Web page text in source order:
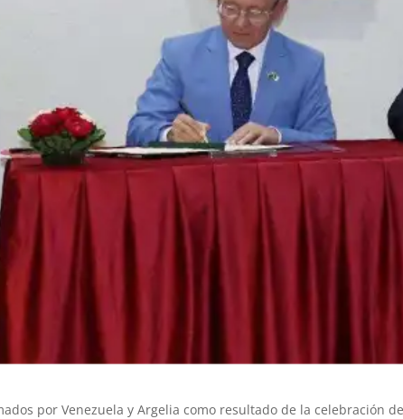
por Venezuela y Argelia como resultado de la celebración